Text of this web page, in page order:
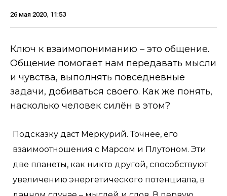
26 мая 2020, 11:53
Ключ к взаимопониманию – это общение.
Общение помогает нам передавать мысли
и чувства, выполнять повседневные
задачи, добиваться своего. Как же понять,
насколько человек силён в этом?
Подсказку даст Меркурий. Точнее, его
взаимоотношения с Марсом и Плутоном. Эти
две планеты, как никто другой, способствуют
увеличению энергетического потенциала, в